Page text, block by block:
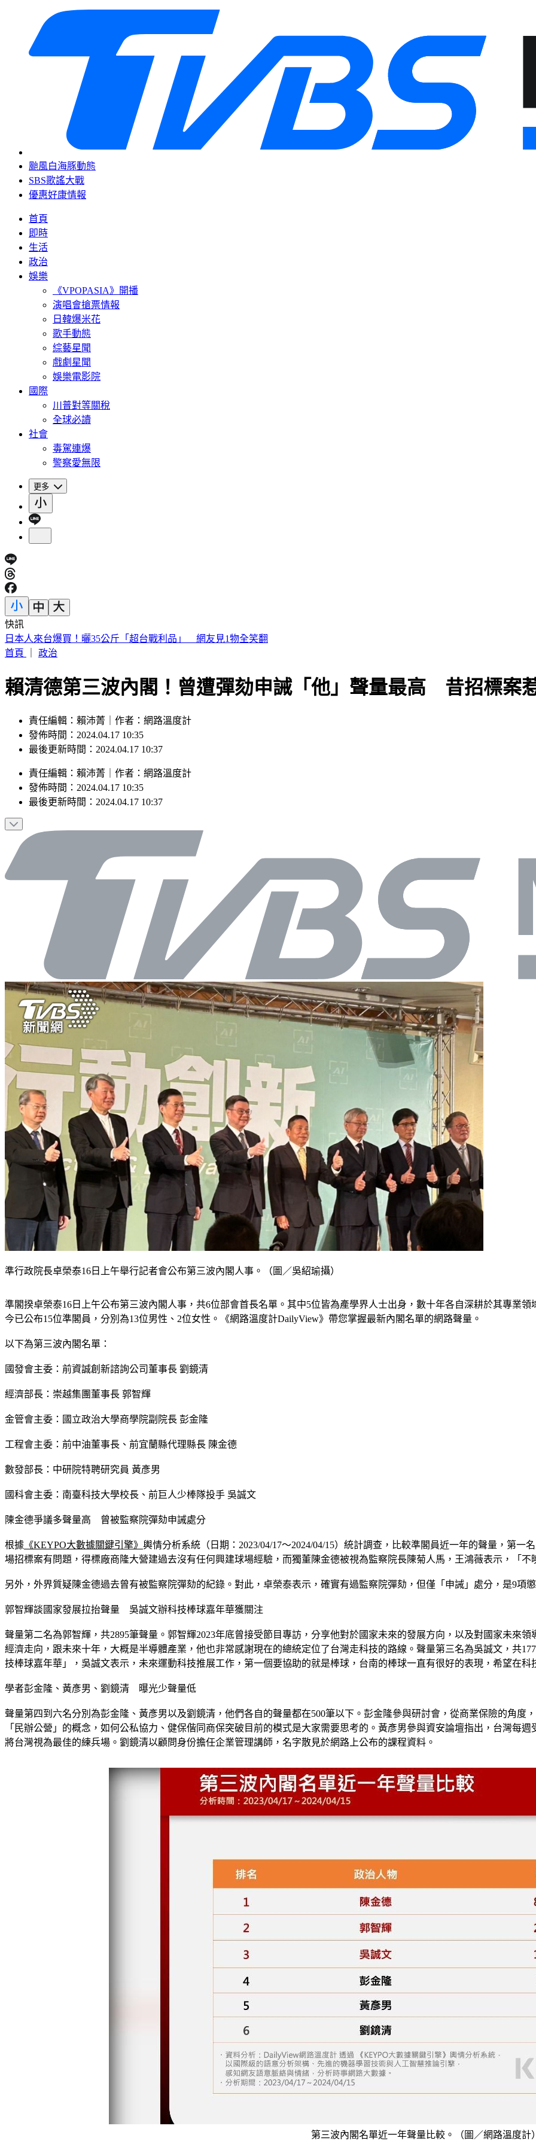
颱風白海豚動態
SBS歌謠大戰
優惠好康情報
首頁
即時
生活
政治
娛樂
《VPOPASIA》開播
演唱會搶票情報
日韓爆米花
歌手動態
綜藝星聞
戲劇星聞
娛樂電影院
國際
川普對等關稅
全球必讀
社會
毒駕連爆
警察愛無限
更多
快訊
印度女與兄大吵後暴走！ 竟朝9月大姪子嘴裡「猛灌強力膠」
首頁
政治
賴清德第三波內閣！曾遭彈劾申誡「他」聲量最高 昔招標案
責任編輯：賴沛菁｜作者：網路溫度計
發佈時間：2024.04.17 10:35
最後更新時間：2024.04.17 10:37
責任編輯 ： 賴沛菁 作者 ： 網路溫度計
發佈時間： 2024.04.17 10:35
最後更新時間： 2024.04.17 10:37
準行政院長卓榮泰16日上午舉行記者會公布第三波內閣人事。（圖／吳紹瑜攝）
準閣揆卓榮泰16日上午公布第三波內閣人事，共6位部會首長名單。其中5位皆為產學界人士出身，數十年各自深耕於其專業
今已公布15位準閣員，分別為13位男性、2位女性。《網路溫度計DailyView》帶您掌握最新內閣名單的網路聲量。
以下為第三波內閣名單：
國發會主委：前資誠創新諮詢公司董事長 劉鏡清
經濟部長：崇越集團董事長 郭智輝
金管會主委：國立政治大學商學院副院長 彭金隆
工程會主委：前中油董事長、前宜蘭縣代理縣長 陳金德
數發部長：中研院特聘研究員 黃彥男
國科會主委：南臺科技大學校長、前巨人少棒隊投手 吳誠文
陳金德爭議多聲量高　曾被監察院彈劾申誡處分
根據 《KEYPO大數據關鍵引擎》 輿情分析系統（日期：2023/04/17～2024/04/15）統計調查，比較準閣員近一年的聲量，第一
場招標案有問題，得標廠商隆大營建過去沒有任何興建球場經驗，而獨董陳金德被視為監察院長陳菊人馬，王鴻薇表示，「
另外，外界質疑陳金德過去曾有被監察院彈劾的紀錄。對此，卓榮泰表示，確實有過監察院彈劾，但僅「申誡」處分，是9項
郭智輝談國家發展拉抬聲量　吳誠文辦科技棒球嘉年華獲關注
聲量第二名為郭智輝，共2895筆聲量。郭智輝2023年底曾接受節目專訪，分享他對於國家未來的發展方向，以及對國家未來
經濟走向，跟未來十年，大概是半導體產業，他也非常感謝現在的總統定位了台灣走科技的路線。聲量第三名為吳誠文，共
技棒球嘉年華」，吳誠文表示，未來運動科技推展工作，第一個要協助的就是棒球，台南的棒球一直有很好的表現，希望在
學者彭金隆、黃彥男、劉鏡清　曝光少聲量低
聲量第四到六名分別為彭金隆、黃彥男以及劉鏡清，他們各自的聲量都在500筆以下。彭金隆參與研討會，從商業保險的角度
「民辦公營」的概念，如何公私協力、健保偕同商保突破目前的模式是大家需要思考的。黃彥男參與資安論壇指出，台灣每
將台灣視為最佳的練兵場。劉鏡清以顧問身份擔任企業管理講師，名字散見於網路上公布的課程資料。
第三波內閣名單近一年聲量比較。（圖／網路溫度計